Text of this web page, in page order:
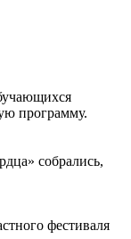
программу.
собрались,
фестиваля